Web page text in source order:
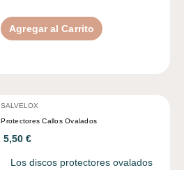
Agregar al Carrito
SALVELOX
Protectores Callos Ovalados
5,50 €
Los discos protectores ovalados